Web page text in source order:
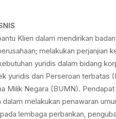
Klien dalam mendirikan
melakukan perjanjian
yuridis dalam bidang
yuridis dari Perseroan terbatas
Milik Negara (BUMN).
dalam melakukan penawaran
lembaga perbankan,